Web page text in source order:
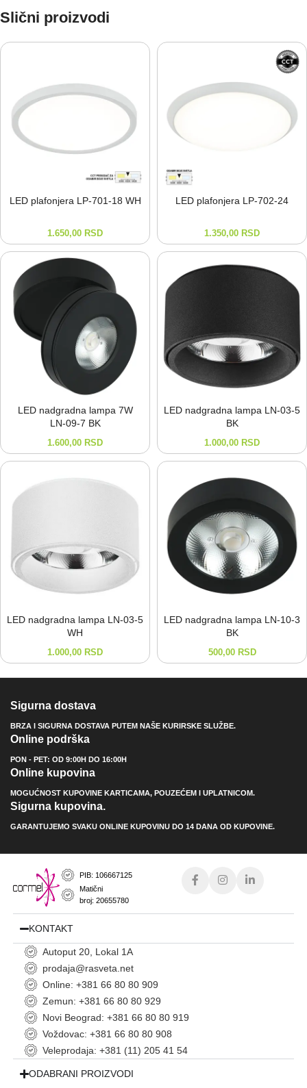
Slični proizvodi
LED plafonjera LP-⁠701-⁠18 WH
1.650,00 RSD
LED plafonjera LP-⁠702-⁠24
1.350,00 RSD
LED nadgradna lampa 7W
LN-⁠09-⁠7 BK
1.600,00 RSD
LED nadgradna lampa LN-⁠03-⁠5
BK
1.000,00 RSD
LED nadgradna lampa LN-⁠03-⁠5
WH
1.000,00 RSD
LED nadgradna lampa LN-⁠10-⁠3
BK
500,00 RSD
Sigurna dostava
BRZA I SIGURNA DOSTAVA PUTEM NAŠE KURIRSKE SLUŽBE.
Online podrška
PON - PET: OD 9:00H DO 16:00H
Online kupovina
MOGUĆNOST KUPOVINE KARTICAMA, POUZEĆEM I UPLATNICOM.
Sigurna kupovina.
GARANTUJEMO SVAKU ONLINE KUPOVINU DO 14 DANA OD KUPOVINE.
PIB: 106667125
Matični
broj: 20655780
KONTAKT
Autoput 20, Lokal 1A
prodaja@rasveta.net
Online: +381 66 80 80 909
Zemun: +381 66 80 80 929
Novi Beograd: +381 66 80 80 919
Voždovac: +381 66 80 80 908
Veleprodaja: +381 (11) 205 41 54
ODABRANI PROIZVODI